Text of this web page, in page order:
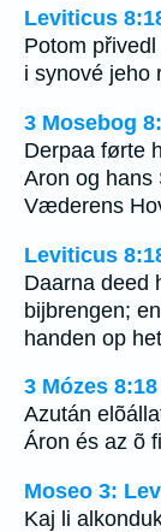
Leviticus
Potom
i synové jeho
3 Mosebog
Derpaa førte
Aron og
Væderens
Leviticus
Daarna deed
bijbrengen;
handen op
3 Mózes
Azután
Áron és az õ
Moseo 3:
Kaj li